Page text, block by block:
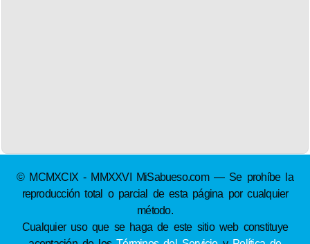
© MCMXCIX - MMXXVI MiSabueso.com — Se prohíbe la
reproducción total o parcial de esta página por cualquier
método.
Cualquier uso que se haga de este sitio web constituye